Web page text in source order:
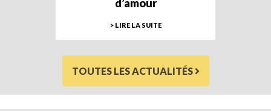
d’amour
> LIRE LA SUITE
TOUTES LES ACTUALITÉS